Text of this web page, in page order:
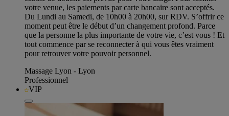
votre venue, les paiements par carte bancaire sont acceptés.
Du Lundi au Samedi, de 10h00 à 20h00, sur RDV. S’offrir ce
moment peut être le début d’un changement profond. Parce
que la personne la plus importante de votre vie, c’est vous ! Et
tout commence par se reconnecter à qui vous êtes vraiment
pour retrouver votre pouvoir personnel.
Massage Lyon - Lyon
Professionnel
VIP